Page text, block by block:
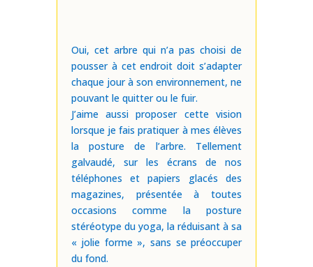
Oui, cet arbre qui n’a pas choisi de
pousser à cet endroit doit s’adapter
chaque jour à son environnement, ne
pouvant le quitter ou le fuir.
J’aime aussi proposer cette vision
lorsque je fais pratiquer à mes élèves
la posture de l’arbre. Tellement
galvaudé, sur les écrans de nos
téléphones et papiers glacés des
magazines, présentée à toutes
occasions comme la posture
stéréotype du yoga, la réduisant à sa
« jolie forme », sans se préoccuper
du fond.